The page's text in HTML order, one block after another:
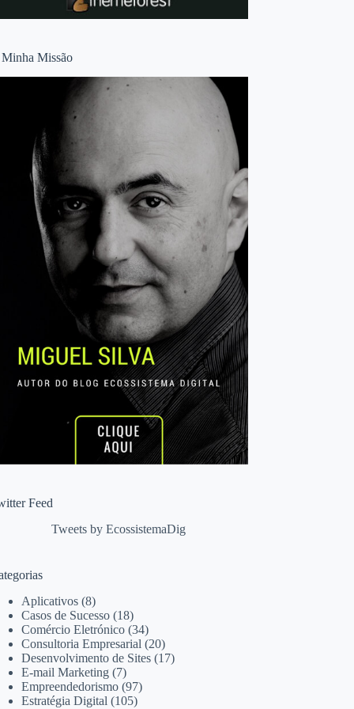
Missão
Feed
Tweets by EcossistemaDig
Aplicativos (8)
Casos de Sucesso (18)
Comércio Eletrónico (34)
Consultoria Empresarial (20)
Desenvolvimento de Sites (17)
E-mail Marketing (7)
Empreendedorismo (97)
Estratégia Digital (105)